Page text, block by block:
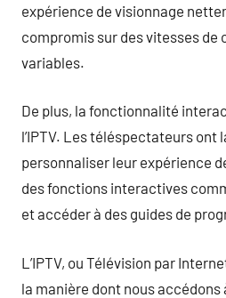
expérience de visionnage
compromis sur des vitesses de
variables.
De plus, la fonctionnalité
l’IPTV. Les téléspectateurs ont
personnaliser leur expérience
des fonctions interactives
et accéder à des guides de
L’IPTV, ou Télévision par
la manière dont nous